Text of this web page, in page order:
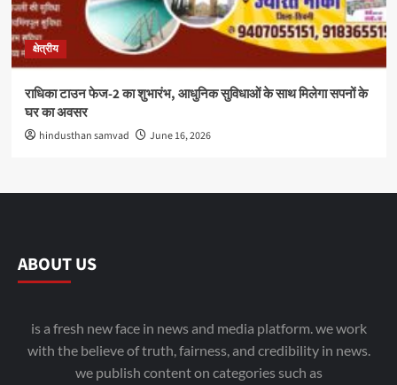
क्षेत्रीय
राधिका टाउन फेज-2 का शुभारंभ, आधुनिक सुविधाओं के साथ मिलेगा सपनों के
घर का अवसर
hindusthan samvad June 16, 2026
ABOUT US
is a fresh new face in news and media platform. we work
with the believe of truth, fairness, and credibility in news.
we publish content on categories such as